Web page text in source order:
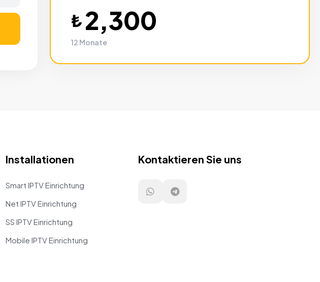
₺ 2,300
12 Monate
Installationen
Smart IPTV Einrichtung
Net IPTV Einrichtung
SS IPTV Einrichtung
Mobile IPTV Einrichtung
Kontaktieren Sie uns